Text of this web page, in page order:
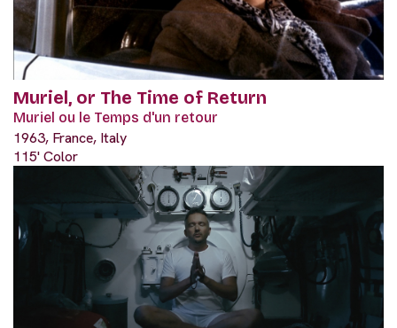
Muriel, or The Time of Return
Muriel ou le Temps d'un retour
1963, France, Italy
115' Color